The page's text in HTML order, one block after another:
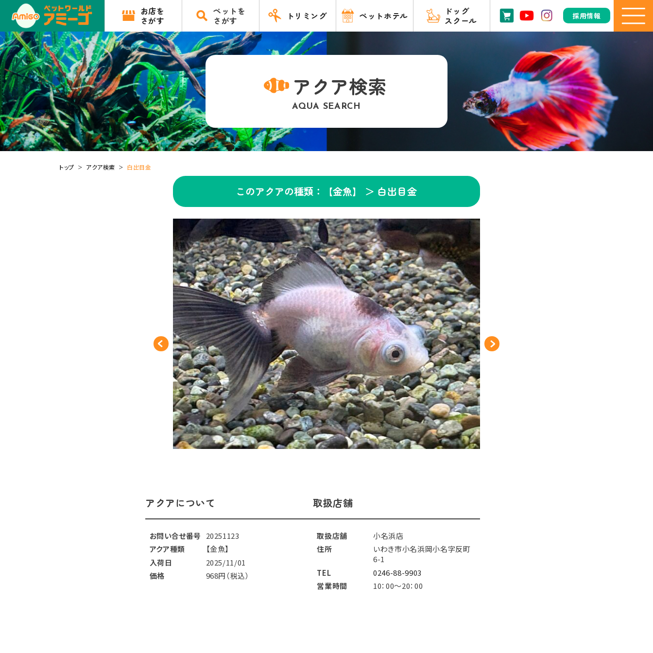
お店を
さがす
ペットを
さがす
トリミング ペットホテル
ドッグ
スクール
採用情報
アクア検索
AQUA SEARCH
トップ アクア検索 白出目金
このアクアの種類：【金魚】 ＞ 白出目金
アクアについて
お問い合せ番号
20251123
アクア種類
【金魚】
入荷日
2025/11/01
価格
968円（税込）
取扱店舗
取扱店舗
小名浜店
住所
いわき市小名浜岡小名字反町
6-1
TEL
0246-88-9903
営業時間
10：00～20：00